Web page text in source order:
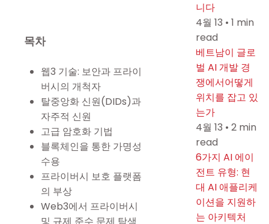
목차
웹3 기술: 보안과 프라이
버시의 개척자
탈중앙화 신원(DIDs)과
자주적 신원
고급 암호화 기법
블록체인을 통한 가명성
수용
프라이버시 보호 플랫폼
의 부상
Web3에서 프라이버시
니다
4월 13 • 1 min
read
베트남이 글로
벌 AI 개발 경
쟁에서어떻게
위치를 잡고 있
는가
4월 13 • 2 min
read
6가지 AI 에이
전트 유형: 현
대 AI 애플리케
이션을 지원하
는 아키텍처